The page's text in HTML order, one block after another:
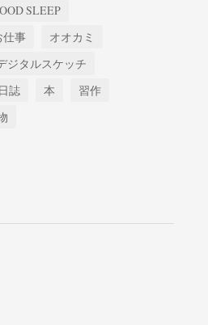
SLEEP
仕事
オオカミ
ジタルスケッチ
日誌 本
習作